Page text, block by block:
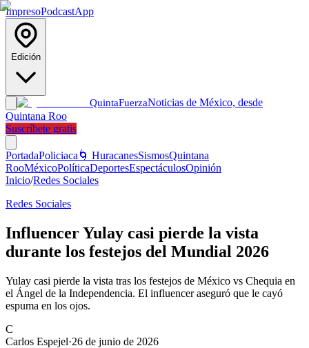
ImpresoPodcastApp
Edición
QuintaFuerzaNoticias de México, desde
Quintana Roo
Suscríbete gratis
PortadaPoliciaca 🌀 HuracanesSismosQuintana
RooMéxicoPolíticaDeportesEspectáculosOpinión
Inicio/Redes Sociales
Redes Sociales
Influencer Yulay casi pierde la vista
durante los festejos del Mundial 2026
Yulay casi pierde la vista tras los festejos de México vs Chequia en
el Ángel de la Independencia. El influencer aseguró que le cayó
espuma en los ojos.
C
Carlos Espejel·26 de junio de 2026